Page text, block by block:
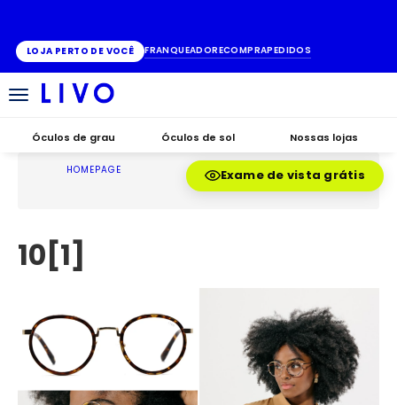
LOJA PERTO DE VOCÊ FRANQUEADORECOMPRAPEDIDOS
Alternar
Óculos de grau Óculos de sol Nossas lojas
Exame de vista grátis
HOMEPAGE
10[1]